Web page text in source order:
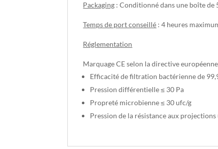
Packaging : Conditionné dans une boîte de
Temps de port conseillé : 4 heures
Réglementation
Marquage CE selon la directive
Efficacité de filtration bactérienne de
Pression différentielle ≤ 30 Pa
Propreté microbienne ≤ 30 ufc/g
Pression de la résistance aux projections